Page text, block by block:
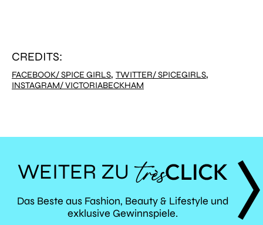
CREDITS:
FACEBOOK/ SPICE GIRLS, TWITTER/ SPICEGIRLS,
INSTAGRAM/ VICTORIABECKHAM
WEITER ZU
TRÈS
Das Beste aus Fashion, Beauty & Lifestyle und
exklusive Gewinnspiele.